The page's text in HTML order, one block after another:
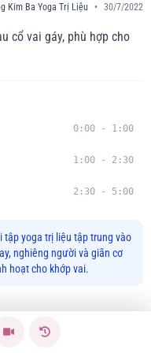
Kim Ba Yoga Trị Liệu • 30/7/2022
cổ vai gáy, phù hợp cho
0:00 - 1:00
1:00 - 2:30
2:30 - 5:00
tập yoga trị liệu tập trung vào
nghiêng người và giãn cơ
hoạt cho khớp vai.